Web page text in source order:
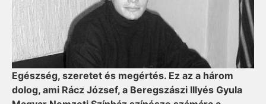
Egészség, szeretet és megértés. Ez az a három
dolog, ami Rácz József, a Beregszászi Illyés Gyula